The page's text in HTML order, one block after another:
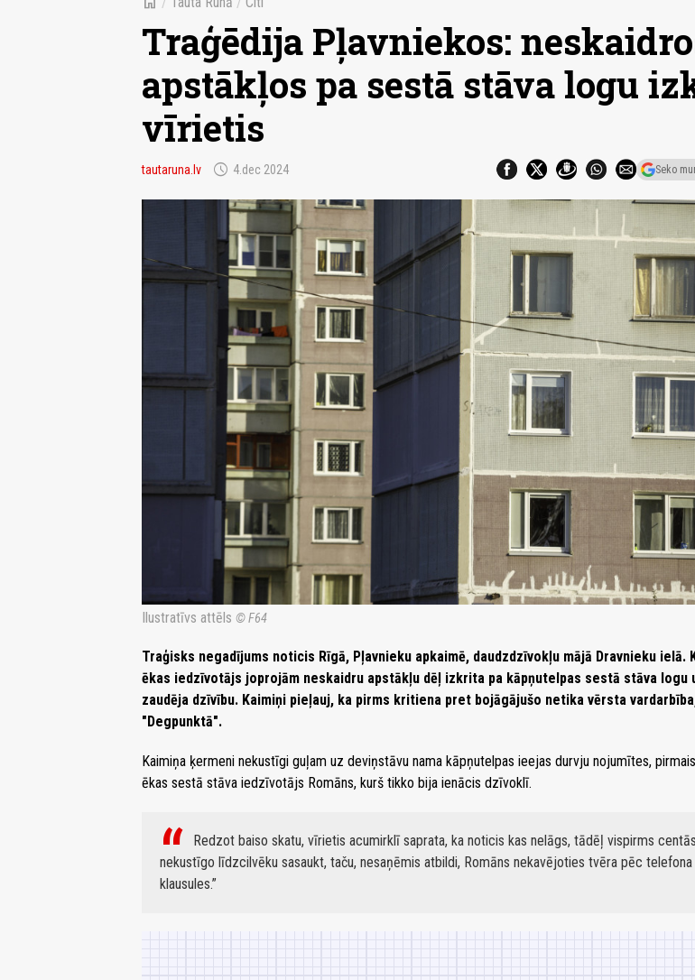
Traģēdija Pļavniekos:
apstākļos pa sestā stāva logu
vīrietis
tautaruna.lv schedule 4.dec 2024 Seko
Ilustratīvs attēls © F64
Traģisks negadījums noticis Rīgā, Pļavnieku apkaimē, daudzdzīvokļu mājā Dravnieku ielā.
ēkas iedzīvotājs joprojām neskaidru apstākļu dēļ izkrita pa kāpņutelpas sestā stāva logu
zaudēja dzīvību. Kaimiņi pieļauj, ka pirms kritiena pret bojāgājušo netika vērsta
"Degpunktā".
Kaimiņa ķermeni nekustīgi guļam uz deviņstāvu nama kāpņutelpas ieejas durvju nojumītes,
ēkas sestā stāva iedzīvotājs Romāns, kurš tikko bija ienācis dzīvoklī.
Redzot baiso skatu, vīrietis acumirklī saprata, ka noticis kas nelāgs, tādēļ vispirms centās
nekustīgo līdzcilvēku sasaukt, taču, nesaņēmis atbildi, Romāns nekavējoties tvēra pēc telefona
klausules.